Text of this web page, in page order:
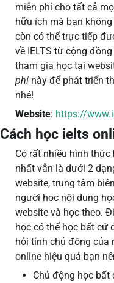
miễn phí cho tất cả
hữu ích mà bạn
còn có thể trực tiếp
về IELTS từ cộng
tham gia học tại
phínày để phát triển
nhé!
Website: https://
Cách học ielts
Có rất nhiều hình
nhất vẫn là dưới 2
website, trung tâm
người học nội dung
website và học theo.
học có thể học bất cứ
hỏi tính chủ động của
online hiệu quả bạn
Chủ động học bất